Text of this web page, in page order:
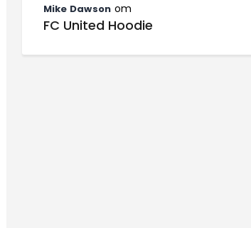
Mike Dawson om
FC United Hoodie